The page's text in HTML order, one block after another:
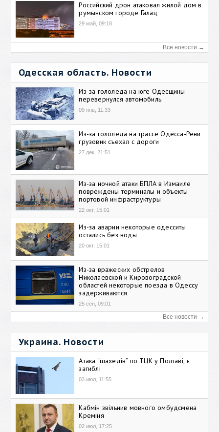
Российский дрон атаковал жилой дом в
румынском городе Галац
29 май, 09:18
Все новости →
Одесская область. Новости
Из-за гололеда на юге Одесщины
перевернулся автомобиль
09 янв, 11:33
Из-за гололеда на трассе Одесса-Рени
грузовик съехал с дороги
27 дек, 21:51
Из-за ночной атаки БПЛА в Измаиле
повреждены терминалы и объекты
портовой инфраструктуры
22 окт, 15:01
Из-за аварии некоторые одесситы
остались без воды
20 окт, 15:01
Из-за вражеских обстрелов
Николаевской и Кировоградской
областей некоторые поезда в Одессу
задерживаются
25 сен, 09:01
Все новости →
Украина. Новости
Атака “шахедів” по ТЦК у Полтаві, є
загиблі
03 июл, 11:55
Кабмін звільнив мовного омбудсмена
Креміня
02 июл, 17:25